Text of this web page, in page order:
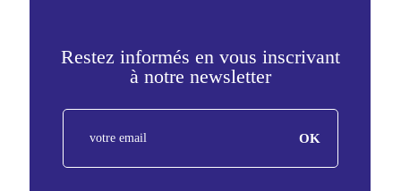
Restez informés en vous inscrivant
à notre newsletter
OK